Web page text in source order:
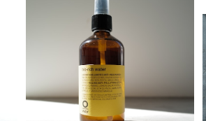
rolland bio-rich water［バイ
オリッチ・ウォーター］
¥3,520